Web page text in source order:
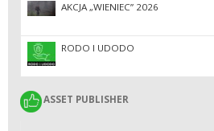
AKCJA „WIENIEC” 2026
RODO I UDODO
ASSET PUBLISHER
ASSET PUBLISHER